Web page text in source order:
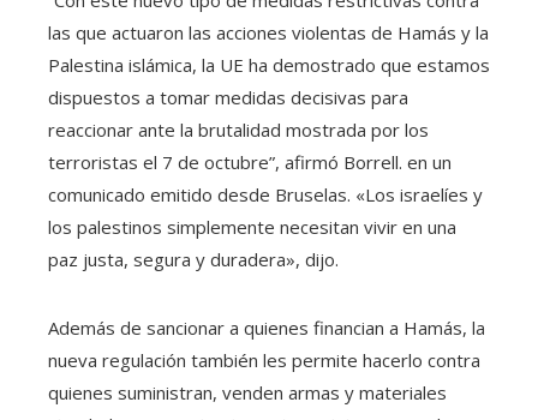
las que actuaron las acciones violentas de Hamás y la
Palestina islámica, la UE ha demostrado que estamos
dispuestos a tomar medidas decisivas para
reaccionar ante la brutalidad mostrada por los
terroristas el 7 de octubre”, afirmó Borrell. en un
comunicado emitido desde Bruselas. «Los israelíes y
los palestinos simplemente necesitan vivir en una
paz justa, segura y duradera», dijo.
Además de sancionar a quienes financian a Hamás, la
nueva regulación también les permite hacerlo contra
quienes suministran, venden armas y materiales